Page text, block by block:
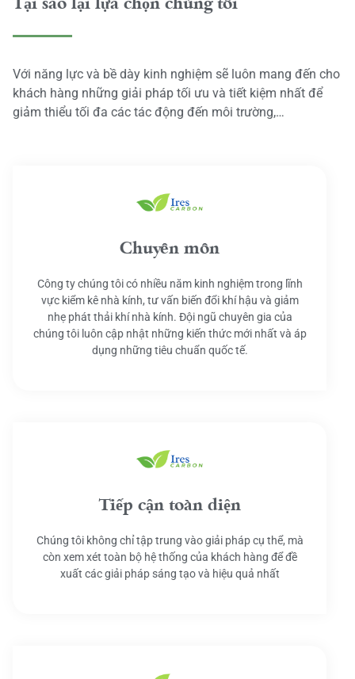
Với năng lực và bề dày kinh nghiệm sẽ luôn mang đến cho
khách hàng những giải pháp tối ưu và tiết kiệm nhất để
giảm thiểu tối đa các tác động đến môi trường,…
Chuyên môn
Công ty chúng tôi có nhiều năm kinh nghiệm trong lĩnh
vực kiểm kê nhà kính, tư vấn biến đổi khí hậu và giảm
nhẹ phát thải khí nhà kính. Đội ngũ chuyên gia của
chúng tôi luôn cập nhật những kiến thức mới nhất và áp
dụng những tiêu chuẩn quốc tế.
Tiếp cận toàn diện
Chúng tôi không chỉ tập trung vào giải pháp cụ thể, mà
còn xem xét toàn bộ hệ thống của khách hàng để đề
xuất các giải pháp sáng tạo và hiệu quả nhất